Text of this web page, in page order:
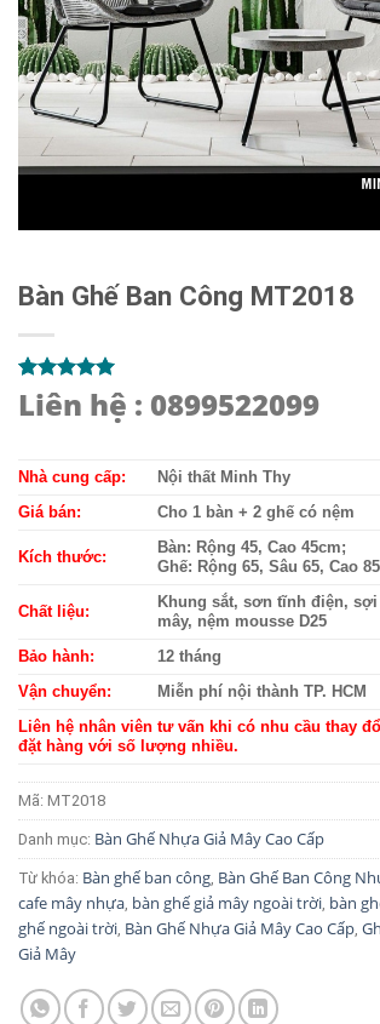
Bàn Ghế Ban Công MT2018
5.00trên 5
dựa trên
2
Liên hệ : 0899522099
Nhà cung cấp:
Nội thất Minh Thy
Giá bán:
Cho 1 bàn + 2 ghế có nệm
Kích thước:
Bàn: Rộng 45, Cao 45cm;
Ghế: Rộng 65, Sâu 65, Cao
Chất liệu:
Khung sắt, sơn tĩnh điện,
mây, nệm mousse D25
Bảo hành:
12 tháng
Vận chuyển:
Miễn phí nội thành TP. HCM
Liên hệ nhân viên tư vấn khi có nhu cầu thay
đặt hàng với số lượng nhiều.
Mã: MT2018
Danh mục: Bàn Ghế Nhựa Giả Mây Cao Cấp
Từ khóa: Bàn ghế ban công, Bàn Ghế Ban Công
cafe mây nhựa, bàn ghế giả mây ngoài trời, bàn
ghế ngoài trời, Bàn Ghế Nhựa Giả Mây Cao Cấp,
Giả Mây